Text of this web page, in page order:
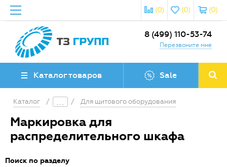
(0)
(0)
(0)
8 (499) 110-53-74
Перезвоните мне
Каталог товаров Sale
Каталог / / Для щитового оборудования
Маркировка для
распределительного шкафа
Поиск по разделу